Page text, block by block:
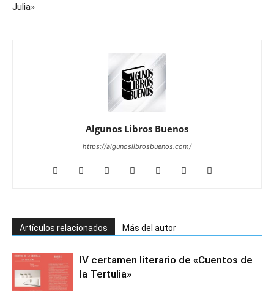
Julia»
Algunos Libros Buenos
https://algunoslibrosbuenos.com/
Artículos relacionados Más del autor
IV certamen literario de «Cuentos de
la Tertulia»